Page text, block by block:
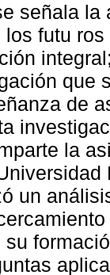
señala la
futu
que
de
la
un